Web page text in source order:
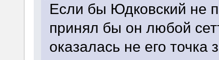
Если бы Юдковский не
принял бы он любой
оказалась не его точка